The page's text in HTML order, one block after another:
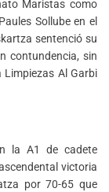
Maristas como
Sollube en el
sentenció su
contundencia, sin
Al Garbi
la A1 de cadete
victoria
por 70-65 que